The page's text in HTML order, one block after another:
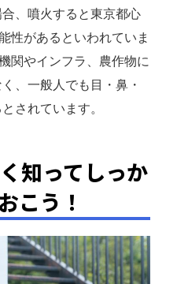
、噴火すると東京都心
性があるといわれていま
関やインフラ、農作物に
、一般人でも目・鼻・
されています。
知ってしっか
こう！